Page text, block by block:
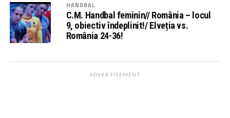
HANDBAL
C.M. Handbal feminin// România – locul
9, obiectiv îndeplinit!/ Elveția vs.
România 24-36!
ADVERTISEMENT